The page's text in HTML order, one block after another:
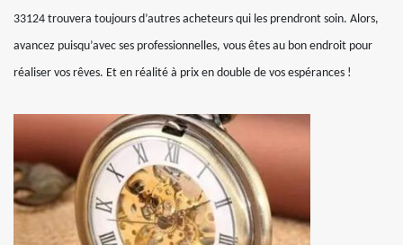
33124 trouvera toujours d’autres acheteurs qui les prendront soin. Alors,
avancez puisqu’avec ses professionnelles, vous êtes au bon endroit pour
réaliser vos rêves. Et en réalité à prix en double de vos espérances !